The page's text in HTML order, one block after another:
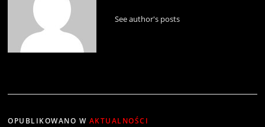
See author's posts
OPUBLIKOWANO W AKTUALNOŚCI